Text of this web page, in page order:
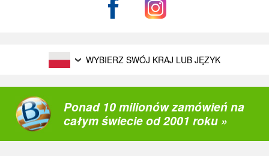
WYBIERZ SWÓJ KRAJ LUB JĘZYK
Ponad 10 milionów zamówień na
całym świecie od 2001 roku »